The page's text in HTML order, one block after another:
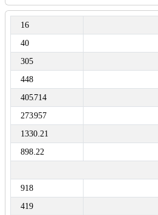
16
40
305
448
405,714
273,957
1330.21
898.22
918
419